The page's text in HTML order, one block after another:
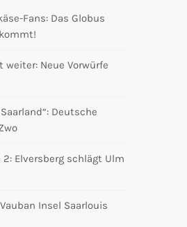
Fans: Das Globus
weiter: Neue Vorwürfe
Deutsche
Elversberg schlägt Ulm
Insel Saarlouis